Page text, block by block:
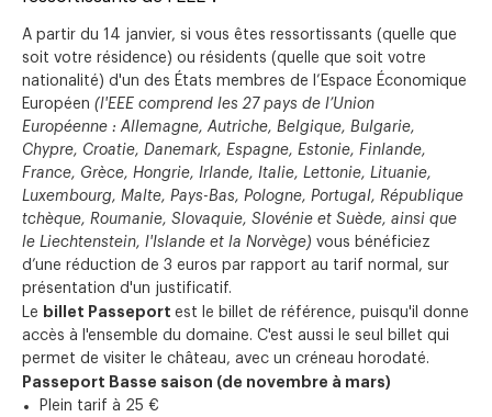
A partir du 14 janvier, si vous êtes ressortissants (quelle que
soit votre résidence) ou résidents (quelle que soit votre
nationalité) d'un des États membres de l’Espace Économique
Européen (l'EEE comprend les 27 pays de l’Union
Européenne : Allemagne, Autriche, Belgique, Bulgarie,
Chypre, Croatie, Danemark, Espagne, Estonie, Finlande,
France, Grèce, Hongrie, Irlande, Italie, Lettonie, Lituanie,
Luxembourg, Malte, Pays-Bas, Pologne, Portugal, République
tchèque, Roumanie, Slovaquie, Slovénie et Suède, ainsi que
le Liechtenstein, l'Islande et la Norvège) vous bénéficiez
d’une réduction de 3 euros par rapport au tarif normal, sur
présentation d'un justificatif.
Le billet Passeport est le billet de référence, puisqu'il donne
accès à l'ensemble du domaine. C'est aussi le seul billet qui
permet de visiter le château, avec un créneau horodaté.
Passeport Basse saison (de novembre à mars)
Plein tarif à 25 €